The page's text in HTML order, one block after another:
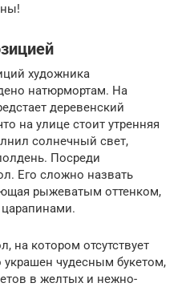
художника
натюрмортам. На
деревенский
на улице стоит утренняя
солнечный свет,
Посреди
Его сложно назвать
рыжеватым оттенком,
на котором отсутствует
украшен чудесным букетом,
в желтых и нежно-